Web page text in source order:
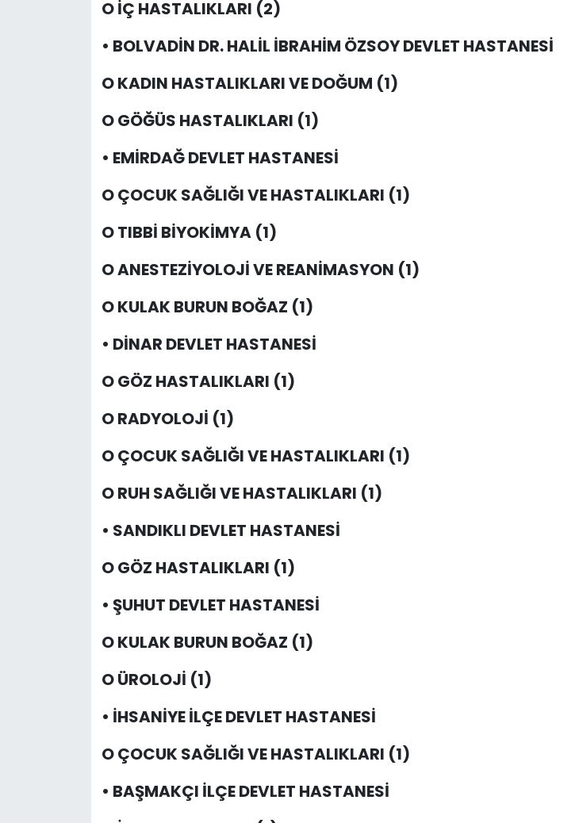
O İÇ HASTALIKLARI (2)
• BOLVADİN DR. HALİL İBRAHİM ÖZSOY DEVLET HASTANESİ
O KADIN HASTALIKLARI VE DOĞUM (1)
O GÖĞÜS HASTALIKLARI (1)
• EMİRDAĞ DEVLET HASTANESİ
O ÇOCUK SAĞLIĞI VE HASTALIKLARI (1)
O TIBBİ BİYOKİMYA (1)
O ANESTEZİYOLOJİ VE REANİMASYON (1)
O KULAK BURUN BOĞAZ (1)
• DİNAR DEVLET HASTANESİ
O GÖZ HASTALIKLARI (1)
O RADYOLOJİ (1)
O ÇOCUK SAĞLIĞI VE HASTALIKLARI (1)
O RUH SAĞLIĞI VE HASTALIKLARI (1)
• SANDIKLI DEVLET HASTANESİ
O GÖZ HASTALIKLARI (1)
• ŞUHUT DEVLET HASTANESİ
O KULAK BURUN BOĞAZ (1)
O ÜROLOJİ (1)
• İHSANİYE İLÇE DEVLET HASTANESİ
O ÇOCUK SAĞLIĞI VE HASTALIKLARI (1)
• BAŞMAKÇI İLÇE DEVLET HASTANESİ